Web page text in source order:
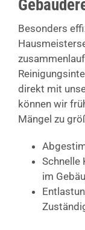
Besonders
direkt mit
können wir
Mängel zu
Schnelle
im